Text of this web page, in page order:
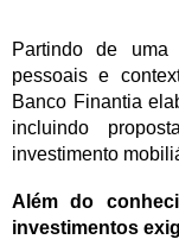
Partindo de uma
pessoais e
Banco Finantia
incluindo
investimento
Além do
investimentos